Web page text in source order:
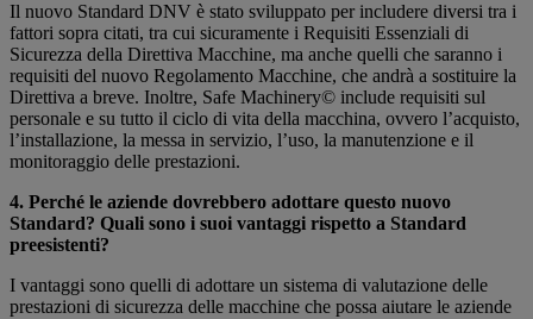
Il nuovo Standard DNV è stato sviluppato per includere diversi tra i
fattori sopra citati, tra cui sicuramente i Requisiti Essenziali di
Sicurezza della Direttiva Macchine, ma anche quelli che saranno i
requisiti del nuovo Regolamento Macchine, che andrà a sostituire la
Direttiva a breve. Inoltre, Safe Machinery© include requisiti sul
personale e su tutto il ciclo di vita della macchina, ovvero l’acquisto,
l’installazione, la messa in servizio, l’uso, la manutenzione e il
monitoraggio delle prestazioni.
4. Perché le aziende dovrebbero adottare questo nuovo
Standard? Quali sono i suoi vantaggi rispetto a Standard
preesistenti?
I vantaggi sono quelli di adottare un sistema di valutazione delle
prestazioni di sicurezza delle macchine che possa aiutare le aziende